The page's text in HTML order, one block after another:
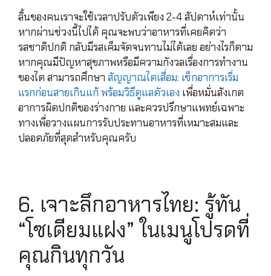
ลิ้นของคนเราจะใช้เวลาปรับตัวเพียง 2-4 สัปดาห์เท่านั้น
หากผ่านช่วงนี้ไปได้ คุณจะพบว่าอาหารที่เคยคิดว่า
รสชาติปกติ กลับมีรสเค็มจัดจนทานไม่ได้เลย อย่างไรก็ตาม
หากคุณมีปัญหาสุขภาพหรือมีความกังวลเรื่องการทำงาน
ของไต สามารถศึกษา สัญญาณไตเสื่อม: เช็กอาการเริ่ม
แรกก่อนสายเกินแก้ พร้อมวิธีดูแลตัวเอง เพื่อหมั่นสังเกต
อาการผิดปกติของร่างกาย และควรปรึกษาแพทย์เฉพาะ
ทางเพื่อวางแผนการรับประทานอาหารที่เหมาะสมและ
ปลอดภัยที่สุดสำหรับคุณครับ
6. เจาะลึกอาหารไทย: รู้ทัน
“โซเดียมแฝง” ในเมนูโปรดที่
คุณกินทุกวัน